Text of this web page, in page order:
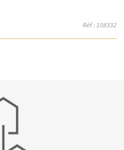
Réf : 108332